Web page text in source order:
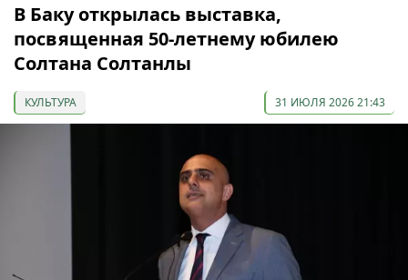
В Баку открылась выставка,
посвященная 50-летнему юбилею
Солтана Солтанлы
КУЛЬТУРА 31 ИЮЛЯ 2026 21:43